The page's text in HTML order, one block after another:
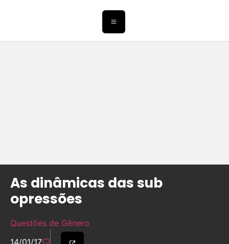
As dinâmicas das sub
opressões
Questões de Gênero